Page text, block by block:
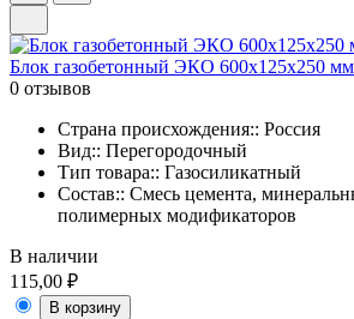
Блок газобетонный ЭКО 600x125x250
0 отзывов
Страна происхождения:: Россия
Вид:: Перегородочный
Тип товара:: Газосиликатный
Состав:: Смесь цемента,
полимерных модификаторов
В наличии
115,00 ₽
В корзину